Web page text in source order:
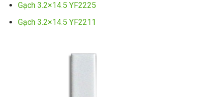
Gạch 3.2×14.5 YF2225
Gạch 3.2×14.5 YF2211